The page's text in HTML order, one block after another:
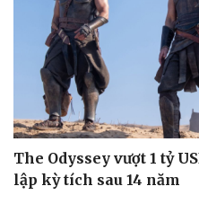
Sức khỏe
The Odyssey vượt 1 tỷ
lập kỳ tích sau 14 năm